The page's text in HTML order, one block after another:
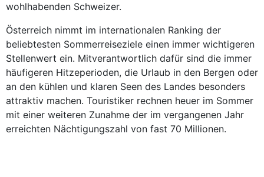
wohlhabenden Schweizer.
Österreich nimmt im inter­nationalen Ranking der
beliebtesten Sommerreiseziele einen immer wichtigeren
Stellenwert ein. Mitverantwortlich dafür sind die immer
häufigeren Hitzeperioden, die Urlaub in den Bergen oder
an den kühlen und klaren Seen des Landes besonders
attraktiv machen. Touristiker rechnen heuer im Sommer
mit einer weiteren Zunahme der im vergangenen Jahr
erreichten Nächtigungszahl von fast 70 Millionen.